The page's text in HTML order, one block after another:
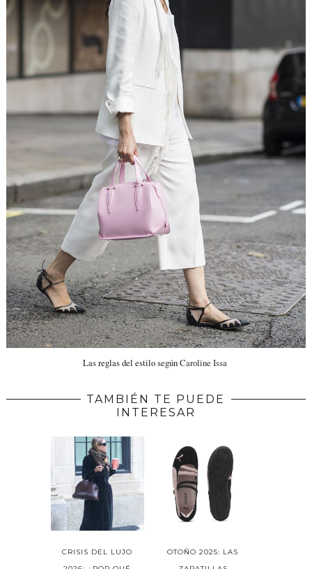
Las reglas del estilo segúnCaroline Issa
TAMBIÉN TE PUEDE
INTERESAR
CRISIS DEL LUJO
OTOÑO 2025: LAS